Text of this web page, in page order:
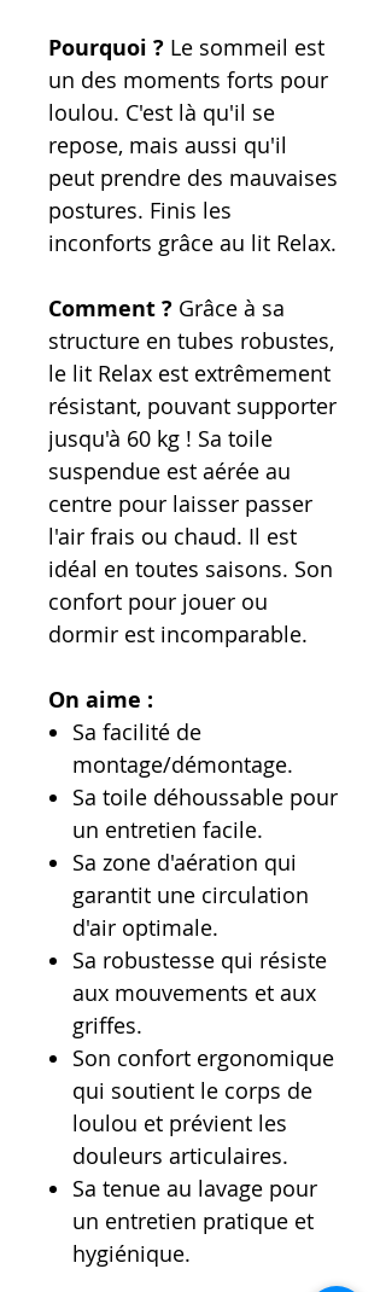
Pourquoi ? Le sommeil est
un des moments forts pour
loulou. C'est là qu'il se
repose, mais aussi qu'il
peut prendre des mauvaises
postures. Finis les
inconforts grâce au lit Relax.
Comment ? Grâce à sa
structure en tubes robustes,
le lit Relax est extrêmement
résistant, pouvant supporter
jusqu'à 60 kg ! Sa toile
suspendue est aérée au
centre pour laisser passer
l'air frais ou chaud. Il est
idéal en toutes saisons. Son
confort pour jouer ou
dormir est incomparable.
On aime :
Sa facilité de
montage/démontage.
Sa toile déhoussable pour
un entretien facile.
Sa zone d'aération qui
garantit une circulation
d'air optimale.
Sa robustesse qui résiste
aux mouvements et aux
griffes.
Son confort ergonomique
qui soutient le corps de
loulou et prévient les
douleurs articulaires.
Sa tenue au lavage pour
un entretien pratique et
hygiénique.